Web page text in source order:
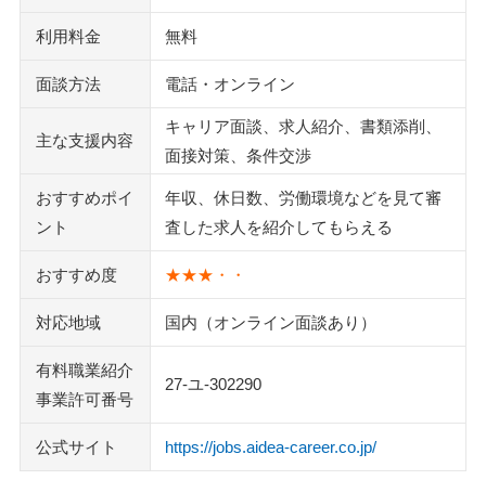
メイテックネクスト
ユニゾンキャリア
転職サイトGreen
paiza（パイザ）
ワークポート
Forkwell（フォークウェル）
執筆者・監修者のmotoについて
利用料金 無料
面談方法 電話・オンライン
主な支援内容
キャリア面談、求人紹介、書類添削、
面接対策、条件交渉
おすすめポイ
ント
年収、休日数、労働環境などを見て審
査した求人を紹介してもらえる
おすすめ度 ★★★・・
対応地域 国内（オンライン面談あり）
有料職業紹介
事業許可番号
27-ユ-302290
公式サイト https://jobs.aidea-career.co.jp/